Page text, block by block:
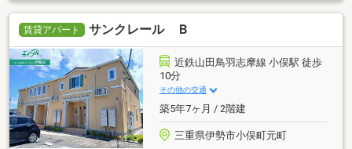
賃貸アパート サンクレール Ｂ
近鉄山田鳥羽志摩線 小俣駅 徒歩
10分
その他の交通
築5年7ヶ月 / 2階建
三重県伊勢市小俣町元町